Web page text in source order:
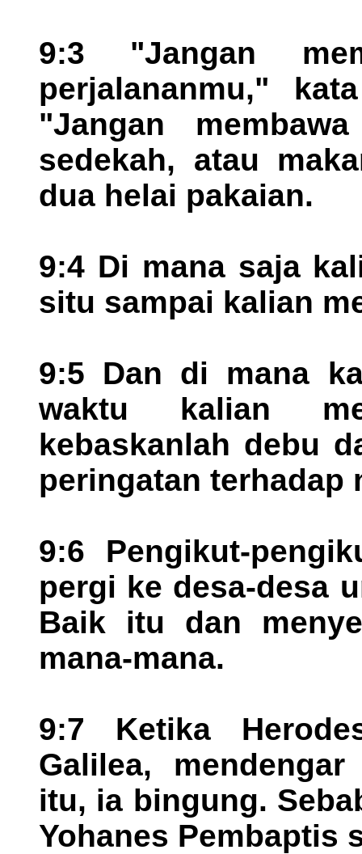
9:3 "Jangan
perjalananmu,"
"Jangan
sedekah, atau
dua helai pakaian.
9:4 Di mana saja
situ sampai kalian
9:5 Dan di mana
waktu kalian
kebaskanlah debu
peringatan terhadap
9:6 Pengikut-
pergi ke desa-desa
Baik itu dan
mana-mana.
9:7 Ketika
Galilea,
itu, ia bingung.
Yohanes Pembaptis